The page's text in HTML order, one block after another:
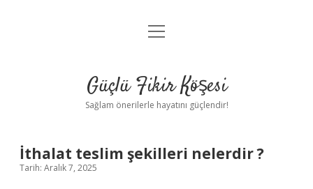
Anasayfa
Yasal Uyarı
menüyü
Güçlü Fikir Köşesi
Sağlam önerilerle hayatını güçlendir!
İthalat teslim şekilleri nelerdir ?
Tarih: Aralık 7, 2025